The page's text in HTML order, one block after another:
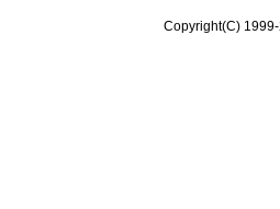
Copyright(C)